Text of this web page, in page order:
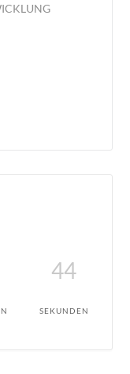
44
SEKUNDEN